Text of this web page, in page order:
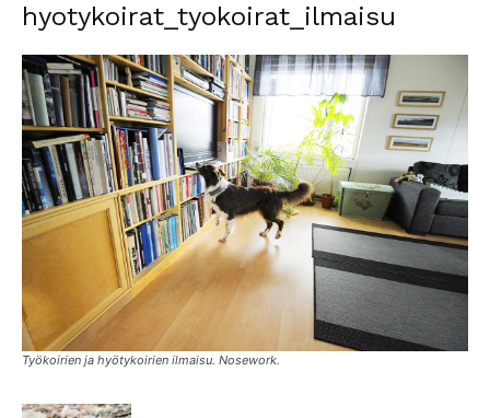
hyotykoirat_tyokoirat_ilmaisu
Työkoirien ja hyötykoirien ilmaisu. Nosework.